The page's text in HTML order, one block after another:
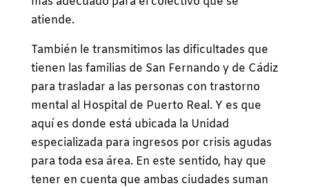
atiende.
También le transmitimos las dificultades que
tienen las familias de San Fernando y de Cádiz
para trasladar a las personas con trastorno
mental al Hospital de Puerto Real. Y es que
aquí es donde está ubicada la Unidad
especializada para ingresos por crisis agudas
para toda esa área. En este sentido, hay que
tener en cuenta que ambas ciudades suman